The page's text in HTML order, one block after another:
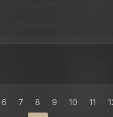
6 7 8 9 10 11